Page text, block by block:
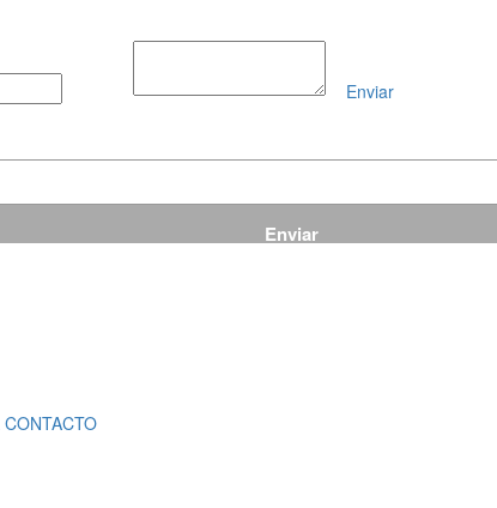
Enviar
CONTACTO